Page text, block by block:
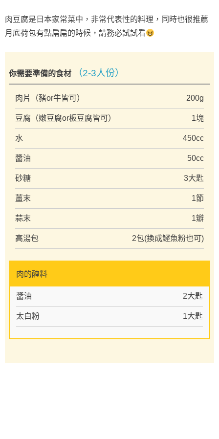
肉豆腐是日本家常菜中，非常代表性的料理，同時也很推薦
月底荷包有點扁扁的時候，請務必試試看
你需要準備的食材 （2-3人份）
肉片（豬or牛皆可） 200g
豆腐（嫩豆腐or板豆腐皆可） 1塊
水 450cc
醬油 50cc
砂糖 3大匙
薑末 1節
蒜末 1瓣
高湯包 2包(換成鰹魚粉也可)
肉的醃料
醬油 2大匙
太白粉 1大匙